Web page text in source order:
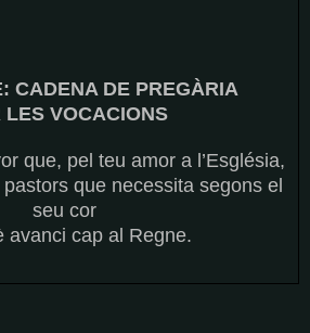
CADENA DE PREGÀRIA
LES VOCACIONS
que, pel teu amor a l’Església,
que necessita segons el
seu cor
avanci cap al Regne.